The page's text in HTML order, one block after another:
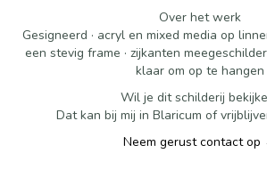
Over het werk
Gesigneerd · acryl en mixed media op
een stevig frame · zijkanten
klaar om op te hangen
Wil je dit schilderij
Dat kan bij mij in Blaricum of
Neem gerust contact op